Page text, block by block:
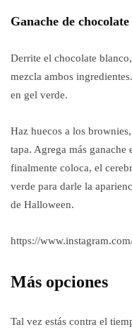
Ganache de
Derrite el chocolate
mezcla ambos
en gel verde.
Haz huecos a los
tapa. Agrega más
finalmente coloca, el
verde para darle la
de Halloween.
https://
Más opciones
Tal vez estás contra el